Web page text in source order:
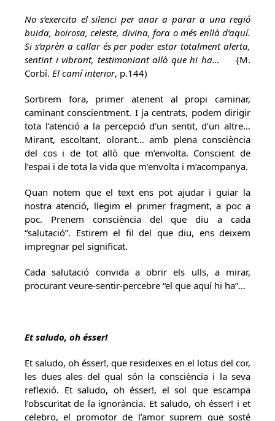
No s’exercita el silenci per anar a parar a una regió
buida, boirosa, celeste, divina, fora o més enllà d’aquí.
Si s’aprèn a callar és per poder estar totalment alerta,
sentint i vibrant, testimoniant allò que hi ha… (M.
Corbí. El camí interior, p.144)
Sortirem fora, primer atenent al propi caminar,
caminant conscientment. I ja centrats, podem dirigir
tota l’atenció a la percepció d’un sentit, d’un altre…
Mirant, escoltant, olorant… amb plena consciència
del cos i de tot allò que m’envolta. Conscient de
l’espai i de tota la vida que m’envolta i m’acompanya.
Quan notem que el text ens pot ajudar i guiar la
nostra atenció, llegim el primer fragment, a poc a
poc. Prenem consciència del que diu a cada
“salutació”. Estirem el fil del que diu, ens deixem
impregnar pel significat.
Cada salutació convida a obrir els ulls, a mirar,
procurant veure-sentir-percebre “el que aquí hi ha”…
Et saludo, oh ésser!
Et saludo, oh ésser!, que resideixes en el lotus del cor,
les dues ales del qual són la consciència i la seva
reflexió. Et saludo, oh ésser!, el sol que escampa
l’obscuritat de la ignorància. Et saludo, oh ésser! i et
celebro, el promotor de l’amor suprem que sosté